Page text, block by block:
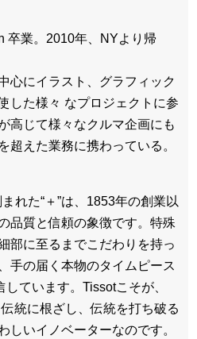
卒業。2010年、NYより帰
心にイラスト、グラフィック
した様々 なプロジェクトに参
高じて様々なクルマ企画にも
超えた業務に携わっている。
れた“＋”は、1853年の創業以
品質と信頼の象徴です。特殊
部に至るまでこだわりを持っ
手の届く本物のタイムピース
ています。Tissotこそが、
統に根ざし、伝統を打ち破る
しいイノベーターなのです。